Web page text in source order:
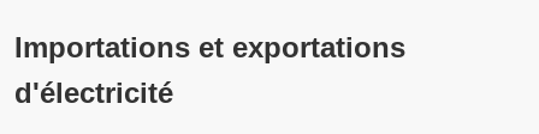
Importations et exportations
d'électricité